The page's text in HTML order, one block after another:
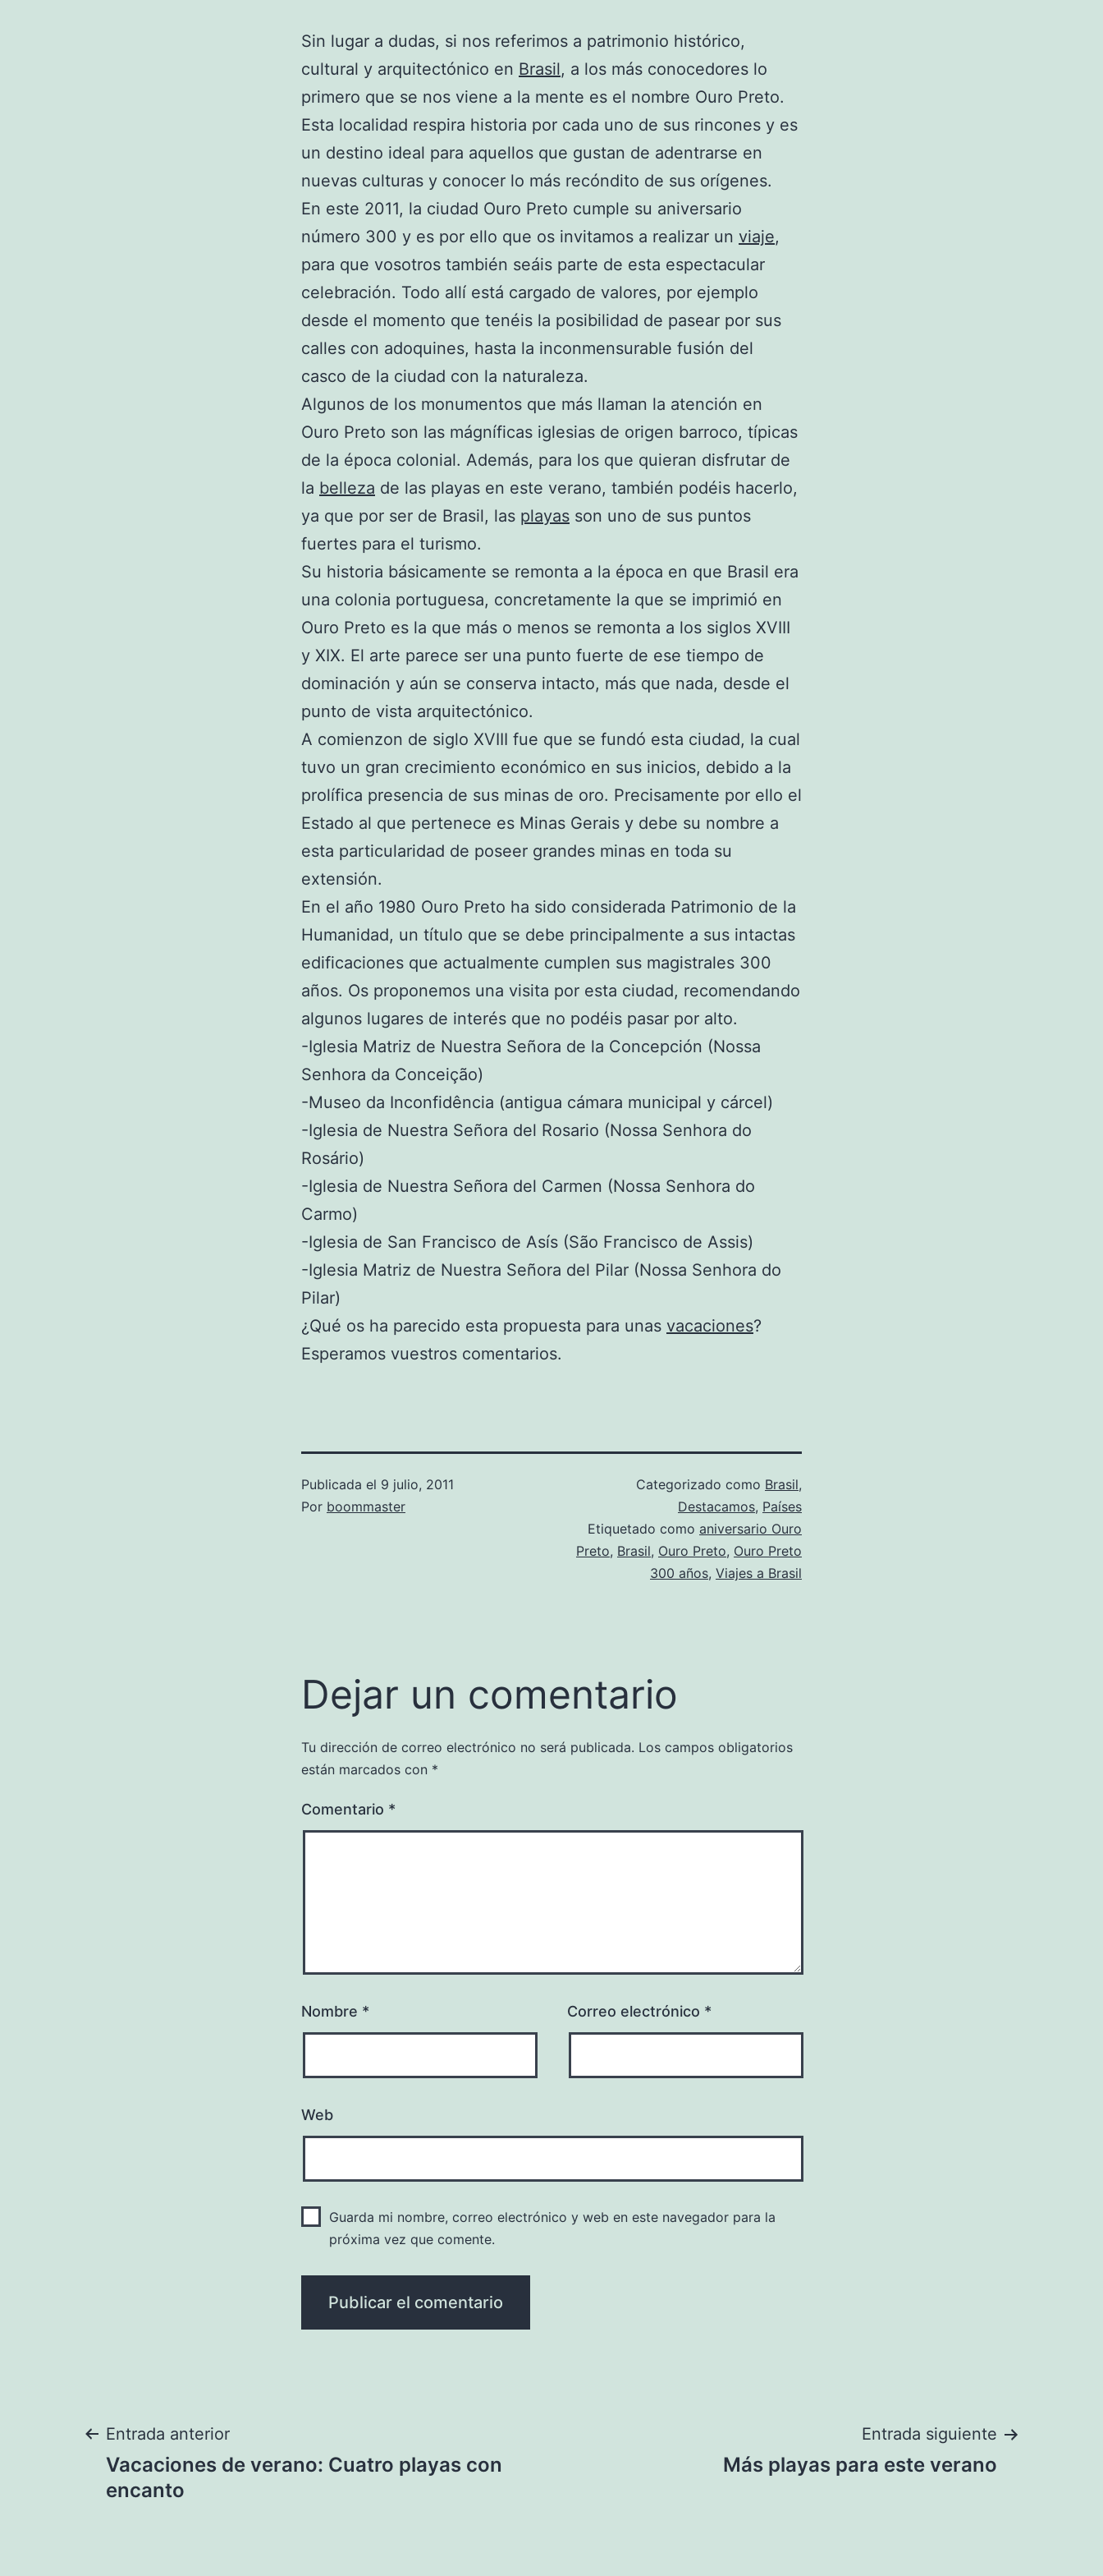
Sin lugar a dudas, si nos referimos a patrimonio histórico,
cultural y arquitectónico en Brasil, a los más conocedores lo
primero que se nos viene a la mente es el nombre Ouro Preto.
Esta localidad respira historia por cada uno de sus rincones y es
un destino ideal para aquellos que gustan de adentrarse en
nuevas culturas y conocer lo más recóndito de sus orígenes.
En este 2011, la ciudad Ouro Preto cumple su aniversario
número 300 y es por ello que os invitamos a realizar un viaje,
para que vosotros también seáis parte de esta espectacular
celebración. Todo allí está cargado de valores, por ejemplo
desde el momento que tenéis la posibilidad de pasear por sus
calles con adoquines, hasta la inconmensurable fusión del
casco de la ciudad con la naturaleza.
Algunos de los monumentos que más llaman la atención en
Ouro Preto son las mágníficas iglesias de origen barroco, típicas
de la época colonial. Además, para los que quieran disfrutar de
la belleza de las playas en este verano, también podéis hacerlo,
ya que por ser de Brasil, las playas son uno de sus puntos
fuertes para el turismo.
Su historia básicamente se remonta a la época en que Brasil era
una colonia portuguesa, concretamente la que se imprimió en
Ouro Preto es la que más o menos se remonta a los siglos XVIII
y XIX. El arte parece ser una punto fuerte de ese tiempo de
dominación y aún se conserva intacto, más que nada, desde el
punto de vista arquitectónico.
A comienzon de siglo XVIII fue que se fundó esta ciudad, la cual
tuvo un gran crecimiento económico en sus inicios, debido a la
prolífica presencia de sus minas de oro. Precisamente por ello el
Estado al que pertenece es Minas Gerais y debe su nombre a
esta particularidad de poseer grandes minas en toda su
extensión.
En el año 1980 Ouro Preto ha sido considerada Patrimonio de la
Humanidad, un título que se debe principalmente a sus intactas
edificaciones que actualmente cumplen sus magistrales 300
años. Os proponemos una visita por esta ciudad, recomendando
algunos lugares de interés que no podéis pasar por alto.
-Iglesia Matriz de Nuestra Señora de la Concepción (Nossa
Senhora da Conceição)
-Museo da Inconfidência (antigua cámara municipal y cárcel)
-Iglesia de Nuestra Señora del Rosario (Nossa Senhora do
Rosário)
-Iglesia de Nuestra Señora del Carmen (Nossa Senhora do
Carmo)
-Iglesia de San Francisco de Asís (São Francisco de Assis)
-Iglesia Matriz de Nuestra Señora del Pilar (Nossa Senhora do
Pilar)
¿Qué os ha parecido esta propuesta para unas vacaciones?
Esperamos vuestros comentarios.
Publicada el 9 julio, 2011
Por boommaster
Categorizado como Brasil,
Destacamos, Países
Etiquetado como aniversario Ouro
Preto, Brasil, Ouro Preto, Ouro Preto
300 años, Viajes a Brasil
Dejar un comentario
Tu dirección de correo electrónico no será publicada. Los campos obligatorios
están marcados con *
Comentario *
Nombre * Correo electrónico *
Web
Guarda mi nombre, correo electrónico y web en este navegador para la
próxima vez que comente.
Navegación
de
Entrada anterior
Vacaciones de verano: Cuatro playas con
encanto
Entrada siguiente
Más playas para este verano